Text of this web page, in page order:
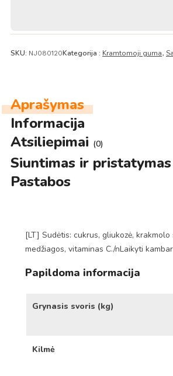
SKU: NJ080120Kategorija : Kramtomoji guma,
Aprašymas
Informacija
Atsiliepimai (0)
Siuntimas ir pristatymas
Pastabos
[LT] Sudėtis: cukrus, gliukozė,
medžiagos, vitaminas C./nLaikyti
Papildoma informacija
Grynasis svoris (kg)
Kilmė